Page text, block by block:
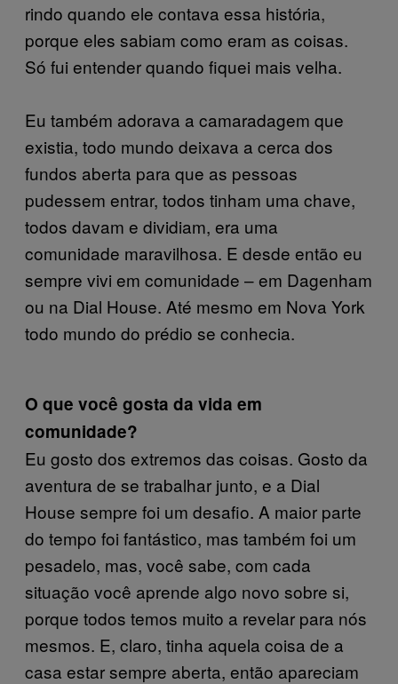
rindo quando ele contava essa história,
porque eles sabiam como eram as coisas.
Só fui entender quando fiquei mais velha.
Eu também adorava a camaradagem que
existia, todo mundo deixava a cerca dos
fundos aberta para que as pessoas
pudessem entrar, todos tinham uma chave,
todos davam e dividiam, era uma
comunidade maravilhosa. E desde então eu
sempre vivi em comunidade – em Dagenham
ou na Dial House. Até mesmo em Nova York
todo mundo do prédio se conhecia.
O que você gosta da vida em
comunidade?
Eu gosto dos extremos das coisas. Gosto da
aventura de se trabalhar junto, e a Dial
House sempre foi um desafio. A maior parte
do tempo foi fantástico, mas também foi um
pesadelo, mas, você sabe, com cada
situação você aprende algo novo sobre si,
porque todos temos muito a revelar para nós
mesmos. E, claro, tinha aquela coisa de a
casa estar sempre aberta, então apareciam